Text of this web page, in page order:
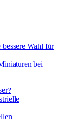
Wahl für
bei